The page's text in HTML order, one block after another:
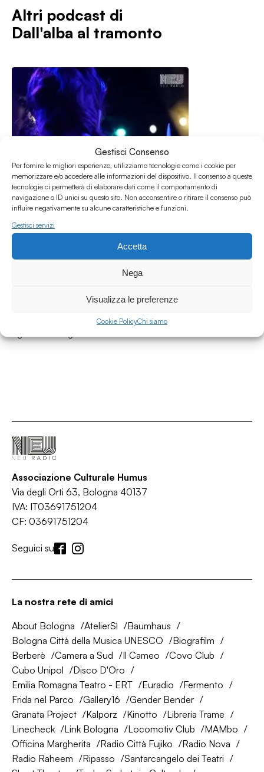
Gestisci Consenso
Per fornire le migliori esperienze, utilizziamo tecnologie come i cookie per
memorizzare e/o accedere alle informazioni del dispositivo. Il consenso a queste
tecnologie ci permetterà di elaborare dati come il comportamento di
navigazione o ID unici su questo sito. Non acconsentire o ritirare il consenso può
influire negativamente su alcune caratteristiche e funzioni.
Gestisci servizi
Accetta
Nega
Visualizza le preferenze
Cookie PolicyChi siamo
Altri podcast di
Dall'alba al tramonto
19.06.2026
Dall'alba al tramonto weekend w/ Alice
Guastadini - Da venerdì 19 a domenica 21
Dall'alba al tramonto
Associazione Culturale Humus
Via degli Orti 63, Bologna 40137
IVA: IT03691751204
CF: 03691751204
Seguici su
La nostra rete di amici
About Bologna AtelierSì
Baumhaus
Bologna Città della Musica UNESCO
Biografilm
Berberè
Camera a Sud Il Cameo
Covo Club
Cubo Unipol
Disco D'Oro
Emilia Romagna Teatro - ERT
Euradio
Fermento
Frida nel Parco
Gallery16
Gender Bender
Granata Project
Kalporz Kinotto
Libreria Trame
Linecheck
Link Bologna Locomotiv Club
MAMbo
Officina Margherita
Radio Città Fujiko
Radio Nova
Radio Raheem
Ripasso
Santarcangelo dei Teatri